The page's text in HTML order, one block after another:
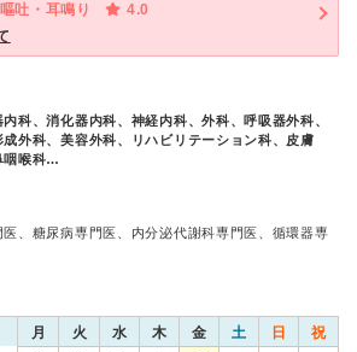
吐・耳鳴り
4.0
科、消化器内科、神経内科、外科、呼吸器外科、
外科、美容外科、リハビリテーション科、皮膚
咽喉科…
、糖尿病専門医、内分泌代謝科専門医、循環器専
月 火 水 木 金 土 日 祝